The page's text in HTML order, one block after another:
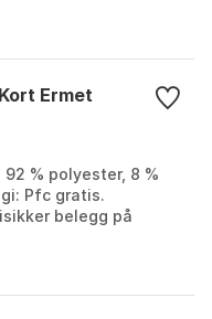
Ermet
% polyester, 8 %
Pfc gratis.
belegg på
...